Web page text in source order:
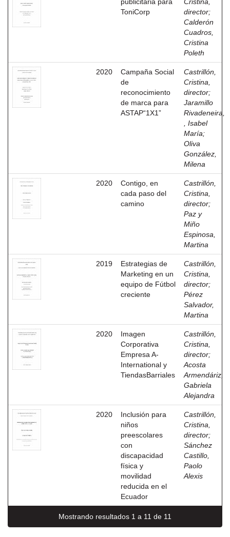
ToniCorp
director;
Calderón
Cuadros,
Cristina
Poleth
2020
Campaña Social
de
reconocimiento
de marca para
ASTAP“1X1”
Castrillón,
Cristina,
director;
Jaramillo
Rivadeneira,
, Isabel
María;
Oliva
González,
Milena
2020
Contigo, en
cada paso del
camino
Castrillón,
Cristina,
director;
Paz y
Miño
Espinosa,
Martina
2019
Estrategias de
Marketing en un
equipo de Fútbol
creciente
Castrillón,
Cristina,
director;
Pérez
Salvador,
Martina
2020
Imagen
Corporativa
Empresa A-
International y
TiendasBarriales
Castrillón,
Cristina,
director;
Acosta
Armendáriz,
Gabriela
Alejandra
2020
Inclusión para
niños
preescolares
con
discapacidad
física y
movilidad
reducida en el
Ecuador
Castrillón,
Cristina,
director;
Sánchez
Castillo,
Paolo
Alexis
Mostrando resultados 1 a 11 de 11